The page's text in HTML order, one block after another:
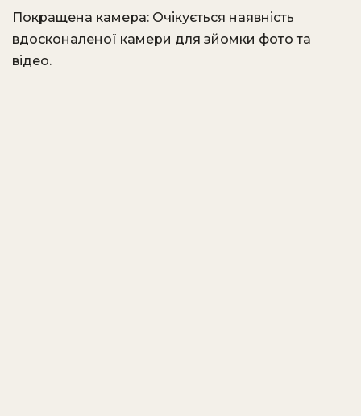
Покращена камера: Очікується наявність
вдосконаленої камери для зйомки фото та
відео. ​